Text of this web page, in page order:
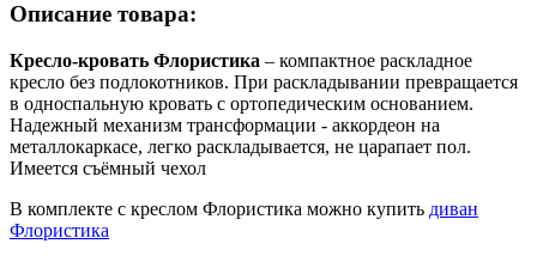
Описание товара:
Кресло-кровать Флористика – компактное раскладное
кресло без подлокотников. При раскладывании превращается
в односпальную кровать с ортопедическим основанием.
Надежный механизм трансформации - аккордеон на
металлокаркасе, легко раскладывается, не царапает пол.
Имеется съёмный чехол
В комплекте с креслом Флористика можно купить диван
Флористика